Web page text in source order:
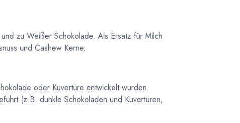
zu Weißer Schokolade. Als Ersatz für Milch
und Cashew Kerne.
oder Kuvertüre entwickelt wurden.
(z.B. dunkle Schokoladen und Kuvertüren,